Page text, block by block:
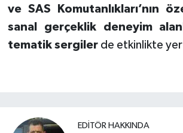
ve SAS Komutanlıkları’nın
sanal gerçeklik deneyim
tematik sergilerde etkinlikte yer
EDITÖR HAKKINDA